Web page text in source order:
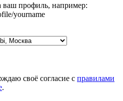
ваш профиль, например:
yourname
своё согласие с правилами
.